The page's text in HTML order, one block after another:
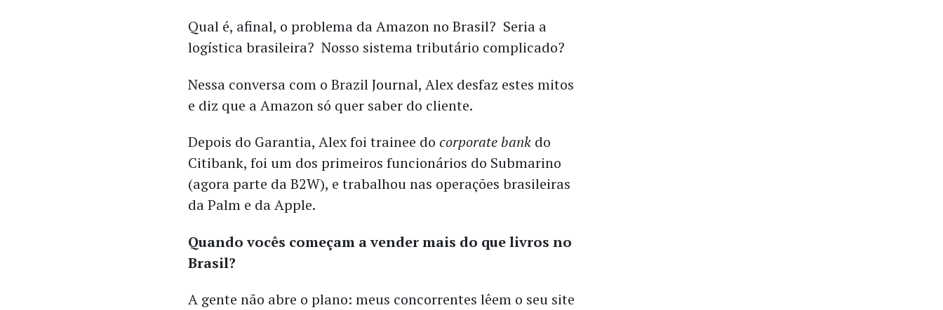
Qual é, afinal, o problema da Amazon no Brasil? Seria a
logística brasileira? Nosso sistema tributário complicado?
Nessa conversa com o Brazil Journal, Alex desfaz estes mitos
e diz que a Amazon só quer saber do cliente.
Depois do Garantia, Alex foi trainee docorporate bank do
Citibank, foi um dos primeiros funcionários do Submarino
(agora parte da B2W), e trabalhou nas operações brasileiras
da Palm e da Apple.
Quando vocês começam a vender mais do que livros no
Brasil?
A gente não abre o plano: meus concorrentes lêem o seu site